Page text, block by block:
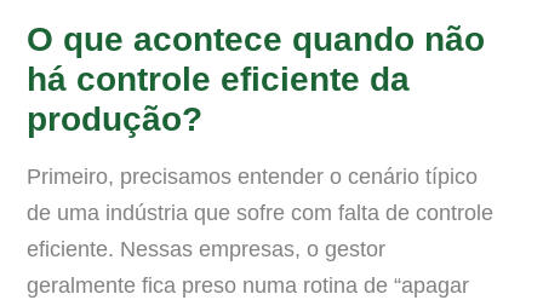
O que acontece quando não
há controle eficiente da
produção?
Primeiro, precisamos entender o cenário típico
de uma indústria que sofre com falta de controle
eficiente. Nessas empresas, o gestor
geralmente fica preso numa rotina de “apagar